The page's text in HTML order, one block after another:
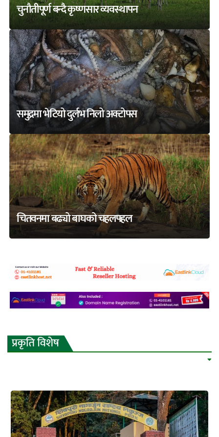
चुनौतीपूर्ण बन्दै कृष्णसार व्यवस्थापन
समुद्रमा भेटियो दुर्लभ निलो अक्टोपस
चितवनमा बढ्यो बाघको चहलपहल